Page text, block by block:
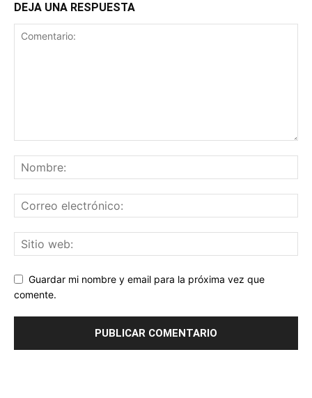
DEJA UNA RESPUESTA
Guardar mi nombre y email para la próxima vez que
comente.